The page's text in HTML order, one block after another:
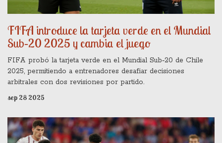
FIFA introduce la tarjeta verde en el Mundial
Sub‑20 2025 y cambia el juego
FIFA probó la tarjeta verde en el Mundial Sub‑20 de Chile
2025, permitiendo a entrenadores desafiar decisiones
arbitrales con dos revisiones por partido.
sep 28 2025